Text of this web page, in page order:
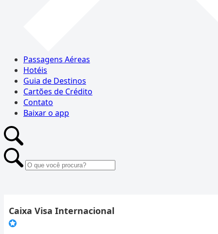
Passagens Aéreas
Hotéis
Guia de Destinos
Cartões de Crédito
Contato
Baixar o app
Caixa Visa Internacional